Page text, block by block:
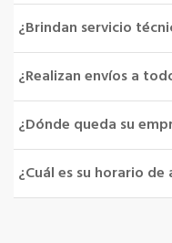
¿Brindan servicio
¿Realizan envíos a
¿Dónde queda su
¿Cuál es su horario de